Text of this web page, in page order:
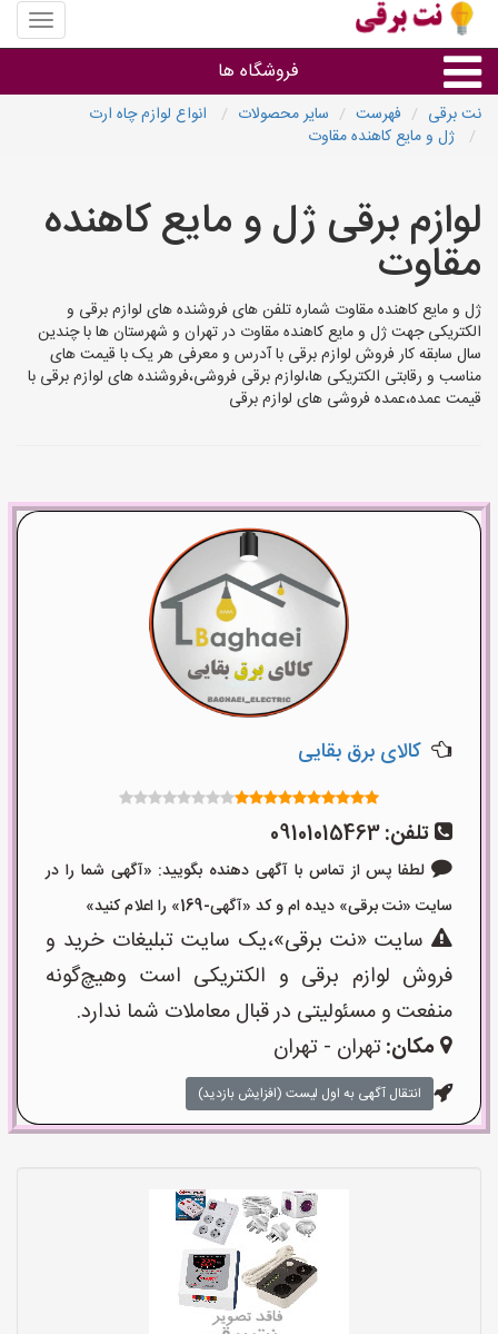
منوی
سایت
برقی
فروشگاه ها
روشنایی و نورپردازی
سایر گروه ها
نت برقی فهرست سایر محصولات
انواع لوازم چاه ارت
ژل و مایع کاهنده مقاوت
لوازم برقی ژل و مایع کاهنده
مقاوت
ژل و مایع کاهنده مقاوت شماره تلفن های فروشنده های لوازم برقی و
الکتریکی جهت ژل و مایع کاهنده مقاوت در تهران و شهرستان ها با چندین
سال سابقه کار فروش لوازم برقی با آدرس و معرفی هر یک با قیمت های
مناسب و رقابتی الکتریکی ها،لوازم برقی فروشی،فروشنده های لوازم برقی با
قیمت عمده،عمده فروشی های لوازم برقی
کالای برق بقایی
تلفن:09101015463
لطفا پس از تماس با آگهی دهنده بگویید: «آگهی شما را در
سایت «نت برقی» دیده ام و کد «آگهی-169» را اعلام کنید»
سایت «نت برقی»،یک سایت تبلیغات خرید و
فروش لوازم برقی و الکتریکی است وهیچ‌گونه
منفعت و مسئولیتی در قبال معاملات شما ندارد.
مکان:تهران - تهران
انتقال آگهی به اول لیست (افزایش بازدید)